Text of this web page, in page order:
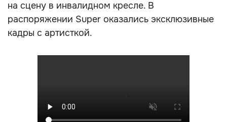
на сцену в инвалидном кресле. В
распоряжении Super оказались эксклюзивные
кадры с артисткой.